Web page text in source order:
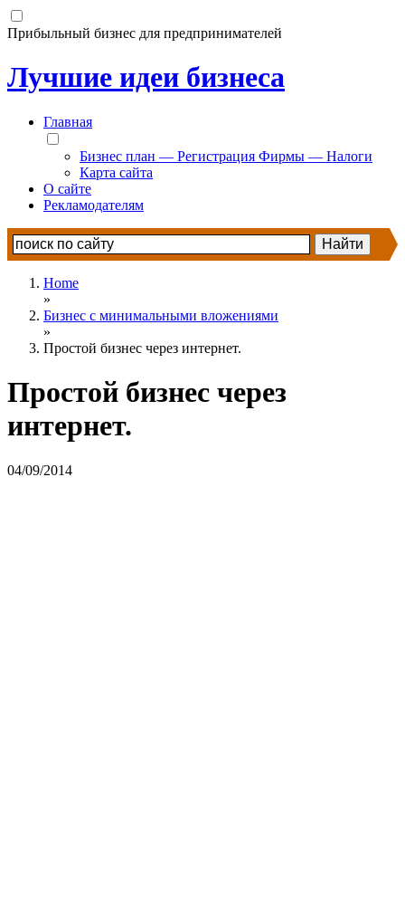
Прибыльный бизнес для предпринимателей
Лучшие идеи бизнеса
Главная
Бизнес план — Регистрация Фирмы — Налоги
Карта сайта
О сайте
Рекламодателям
Home
»
Бизнес с минимальными вложениями
»
Простой бизнес через интернет.
Простой бизнес через
интернет.
04/09/2014